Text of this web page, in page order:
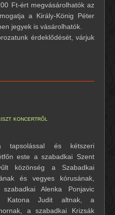
Ft-ért megvásárolhatók az
a Király-König Péter
jegyek is vásárolhatók.
érdeklődését, várjuk
koncertről
tapsolással és kétszeri
este a szabadkai Szent
közönség a Szabadkai
és vegyes kórusának,
Alenka Ponjavic
Katona Judit altnak, a
a szabadkai Krizsák